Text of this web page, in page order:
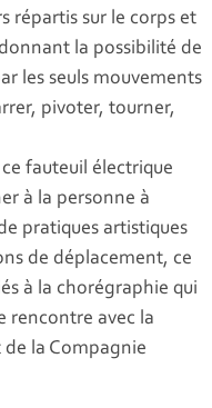
répartis sur le corps et
la possibilité de
les seuls mouvements
pivoter, tourner,
fauteuil électrique
à la personne à
pratiques artistiques
de déplacement, ce
à la chorégraphie qui
rencontre avec la
la Compagnie